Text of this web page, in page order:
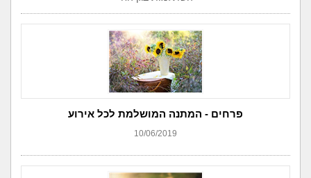
פרחים - המתנה המושלמת לכל אירוע
10/06/2019